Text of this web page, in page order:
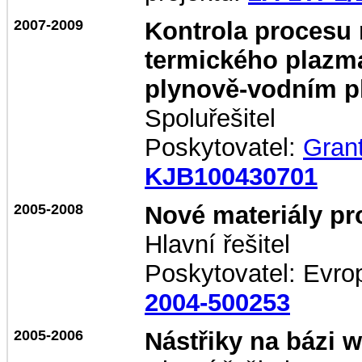
2007-2009
Kontrola procesu
termického
plynově-vodním
Spoluřešitel
Poskytovatel:
KJB100430701
2005-2008
Nové materiály
Hlavní řešitel
Poskytovatel:
2004-500253
2005-2006
Nástřiky na bázi